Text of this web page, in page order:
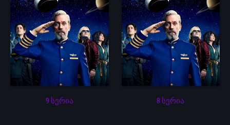
9 სერია 8 სერია